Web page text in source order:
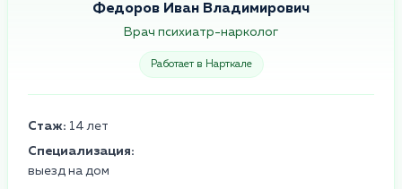
Федоров Иван Владимирович
Врач психиатр-нарколог
Работает в Нарткале
Стаж: 14 лет
Специализация:
выезд на дом